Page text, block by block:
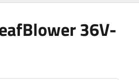
36V-